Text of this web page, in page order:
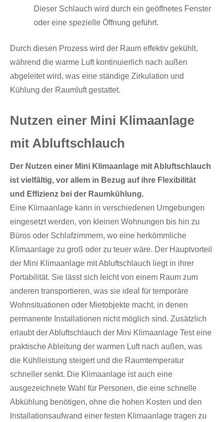
Dieser Schlauch wird durch ein geöffnetes Fenster
oder eine spezielle Öffnung geführt.
Durch diesen Prozess wird der Raum effektiv gekühlt,
während die warme Luft kontinuierlich nach außen
abgeleitet wird, was eine ständige Zirkulation und
Kühlung der Raumluft gestattet.
Nutzen einer Mini Klimaanlage
mit Abluftschlauch
Der Nutzen einer Mini Klimaanlage mit Abluftschlauch
ist vielfältig, vor allem in Bezug auf ihre Flexibilität
und Effizienz bei der Raumkühlung.
Eine Klimaanlage kann in verschiedenen Umgebungen
eingesetzt werden, von kleinen Wohnungen bis hin zu
Büros oder Schlafzimmern, wo eine herkömmliche
Klimaanlage zu groß oder zu teuer wäre. Der Hauptvorteil
der Mini Klimaanlage mit Abluftschlauch liegt in ihrer
Portabilität. Sie lässt sich leicht von einem Raum zum
anderen transportieren, was sie ideal für temporäre
Wohnsituationen oder Mietobjekte macht, in denen
permanente Installationen nicht möglich sind. Zusätzlich
erlaubt der Abluftschlauch der Mini Klimaanlage Test eine
praktische Ableitung der warmen Luft nach außen, was
die Kühlleistung steigert und die Raumtemperatur
schneller senkt. Die Klimaanlage ist auch eine
ausgezeichnete Wahl für Personen, die eine schnelle
Abkühlung benötigen, ohne die hohen Kosten und den
Installationsaufwand einer festen Klimaanlage tragen zu